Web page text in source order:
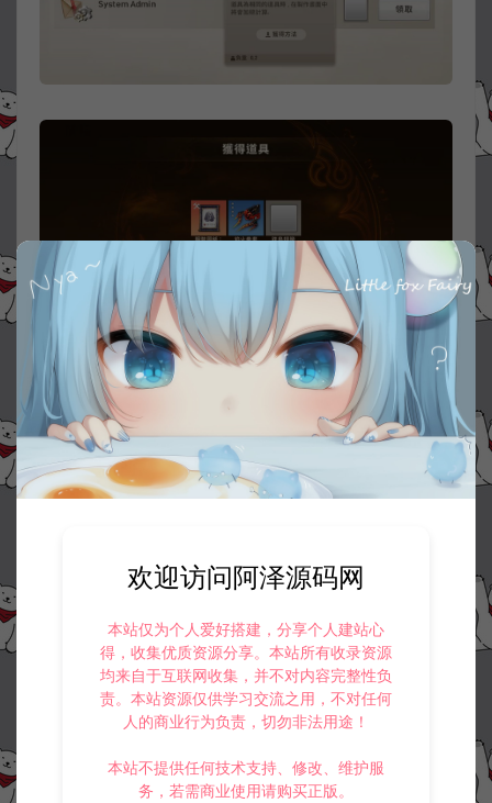
资源下载
此资源下载价格为 10 星钻，请先
©版权免责声明
若您需要商业运营或用于其他商业活动，请您购买正版授权并合法
欢迎访问阿泽源码网
本站仅为个人爱好搭建，分享个人建站心
得，收集优质资源分享。本站所有收录资源
均来自于互联网收集，并不对内容完整性负
责。本站资源仅供学习交流之用，不对任何
人的商业行为负责，切勿非法用途！
本站不提供任何技术支持、修改、维护服
务，若需商业使用请购买正版。